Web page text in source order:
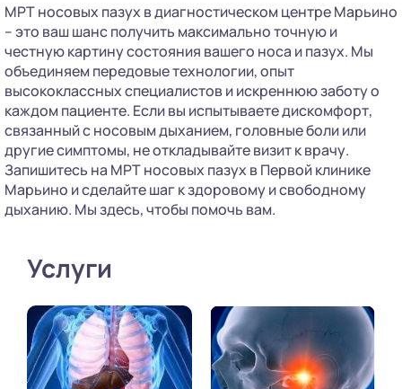
МРТ носовых пазух в диагностическом центре Марьино
– это ваш шанс получить максимально точную и
честную картину состояния вашего носа и пазух. Мы
объединяем передовые технологии, опыт
высококлассных специалистов и искреннюю заботу о
каждом пациенте. Если вы испытываете дискомфорт,
связанный с носовым дыханием, головные боли или
другие симптомы, не откладывайте визит к врачу.
Запишитесь на МРТ носовых пазух в Первой клинике
Марьино и сделайте шаг к здоровому и свободному
дыханию. Мы здесь, чтобы помочь вам.
Услуги